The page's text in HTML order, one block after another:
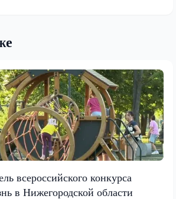
всероссийского конкурса
в Нижегородской области